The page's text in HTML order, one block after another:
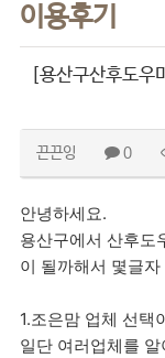
이용후기
[용산구산후도우
끈끈잉 0
안녕하세요.
용산구에서 산후도
이 될까해서 몇글
1.조은맘 업체 선택
일단 여러업체를